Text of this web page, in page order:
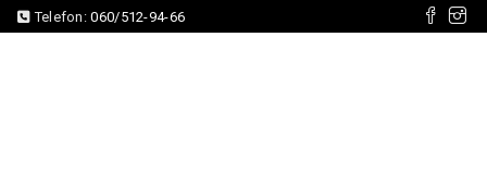
Telefon:060/512-94-66